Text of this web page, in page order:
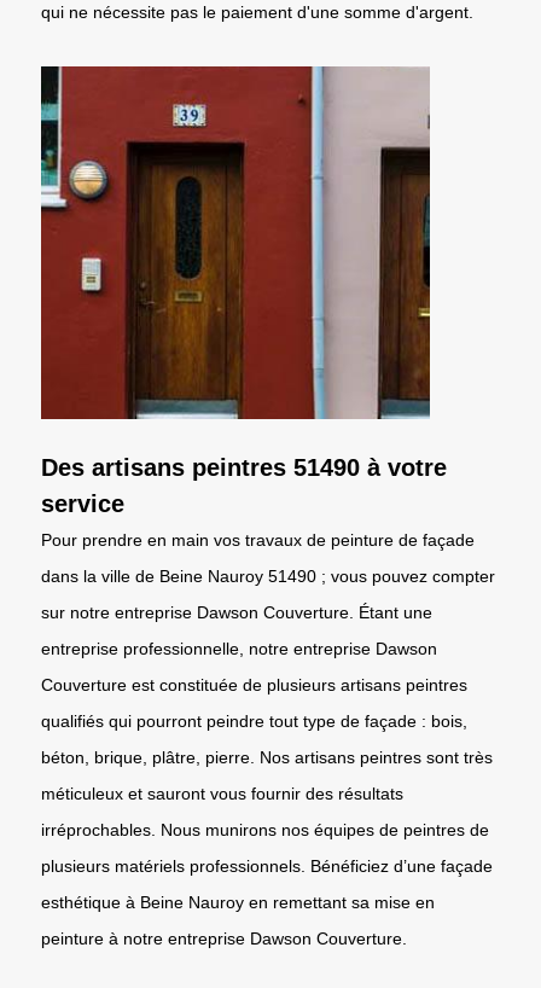
qui ne nécessite pas le paiement d'une somme d'argent.
Des artisans peintres 51490 à votre
service
Pour prendre en main vos travaux de peinture de façade
dans la ville de Beine Nauroy 51490 ; vous pouvez compter
sur notre entreprise Dawson Couverture. Étant une
entreprise professionnelle, notre entreprise Dawson
Couverture est constituée de plusieurs artisans peintres
qualifiés qui pourront peindre tout type de façade : bois,
béton, brique, plâtre, pierre. Nos artisans peintres sont très
méticuleux et sauront vous fournir des résultats
irréprochables. Nous munirons nos équipes de peintres de
plusieurs matériels professionnels. Bénéficiez d’une façade
esthétique à Beine Nauroy en remettant sa mise en
peinture à notre entreprise Dawson Couverture.